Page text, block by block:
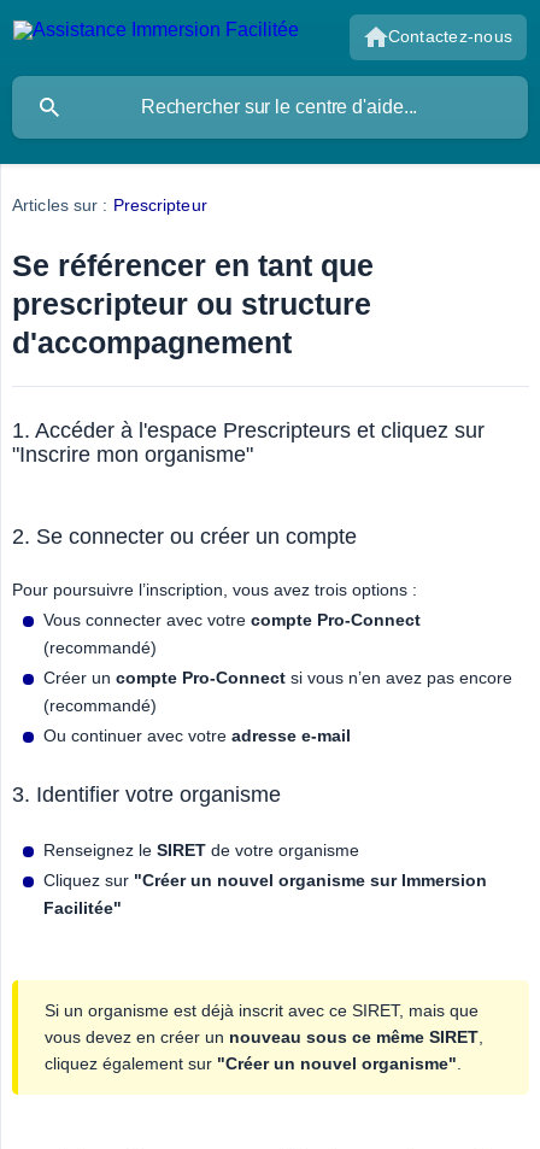
Contactez-nous
Articles sur : Prescripteur
Se référencer en tant que
prescripteur ou structure
d'accompagnement
1. Accéder à l'espace Prescripteurs et cliquez sur
"Inscrire mon organisme"
2. Se connecter ou créer un compte
Pour poursuivre l’inscription, vous avez trois options :
Vous connecter avec votre compte Pro-Connect
(recommandé)
Créer un compte Pro-Connect si vous n’en avez pas encore
(recommandé)
Ou continuer avec votre adresse e-mail
3. Identifier votre organisme
Renseignez le SIRET de votre organisme
Cliquez sur "Créer un nouvel organisme sur Immersion
Facilitée"
Si un organisme est déjà inscrit avec ce SIRET, mais que
vous devez en créer un nouveau sous ce même SIRET,
cliquez également sur "Créer un nouvel organisme".